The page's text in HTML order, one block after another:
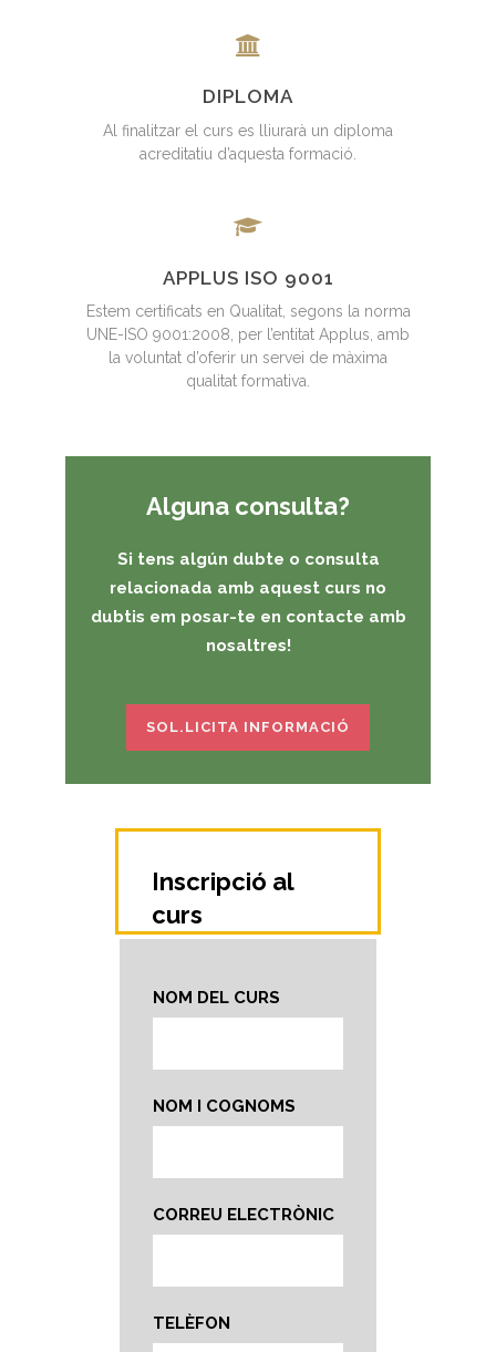
DIPLOMA
Al finalitzar el curs es lliurarà un diploma
acreditatiu d’aquesta formació.
APPLUS ISO 9001
Estem certificats en Qualitat, segons la norma
UNE-ISO 9001:2008, per l’entitat Applus, amb
la voluntat d’oferir un servei de màxima
qualitat formativa.
Alguna consulta?
Si tens algún dubte o consulta
relacionada amb aquest curs no
dubtis em posar-te en contacte amb
nosaltres!
SOL.LICITA INFORMACIÓ
Inscripció al
curs
NOM DEL CURS
NOM I COGNOMS
CORREU ELECTRÒNIC
TELÈFON